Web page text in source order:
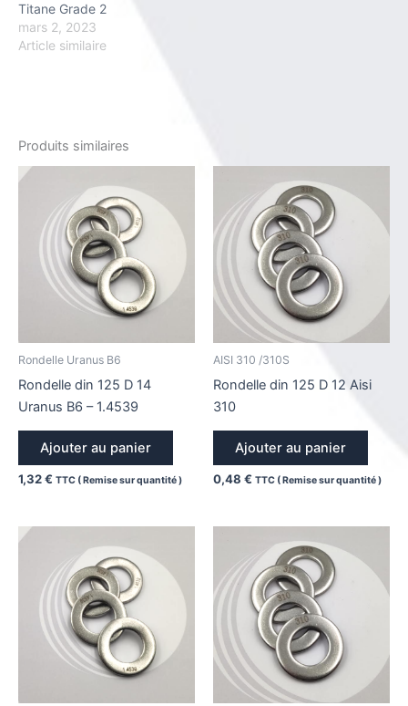
Titane Grade 2
mars 2, 2023
Article similaire
Produits similaires
Rondelle Uranus B6
Rondelle din 125 D 14
Uranus B6 – 1.4539
Ajouter au panier
1,32€ TTC ( Remise sur quantité )
AISI 310 /310S
Rondelle din 125 D 12 Aisi
310
Ajouter au panier
0,48 € TTC ( Remise sur quantité )